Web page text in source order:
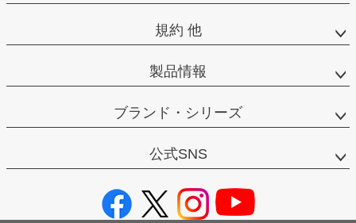
規約 他
製品情報
ブランド・シリーズ
公式SNS